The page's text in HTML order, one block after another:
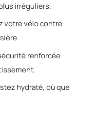
irréguliers.
votre vélo contre
renforcée
hydraté, où que